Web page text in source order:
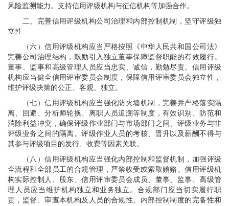
风险监测能力。支持信用评级机构与征信机构等加强合作。
二、完善信用评级机构公司治理和内部控制机制，坚守评级独
立性
（六）信用评级机构应当严格按照《中华人民共和国公司法》
完善公司治理结构，鼓励引入独立董事保障监督职能的有效履行。
董事、监事和高级管理人员应当忠实、诚信，勤勉尽责。信用评级
机构应当健全信用评审委员会制度，保障信用评审委员会独立性，
维护评级决策的公正、客观、独立。
（七）信用评级机构应当强化防火墙机制，完善并严格落实隔
离、回避、分析师轮换、离职人员追溯等制度，有效识别、防范和
消除利益冲突，确保评级作业部门与市场部门之间、评级业务与非
评级业务之间的隔离。评级作业人员的考核、晋升以及薪酬不得与
其参与评级项目的发行、收费等因素关联。
（八）信用评级机构应当强化内部控制和监督机制，加强评级
全流程和全部员工的合规管理，严禁收受或索取贿赂。信用评级机
构实际控制人、股东、信用评审委员会成员、董事、监事、高级管
理人员应当维护机构独立和业务独立。合规部门应当切实履行职
责，监督、审查本机构及人员的合规性、内部控制制度的完备性和